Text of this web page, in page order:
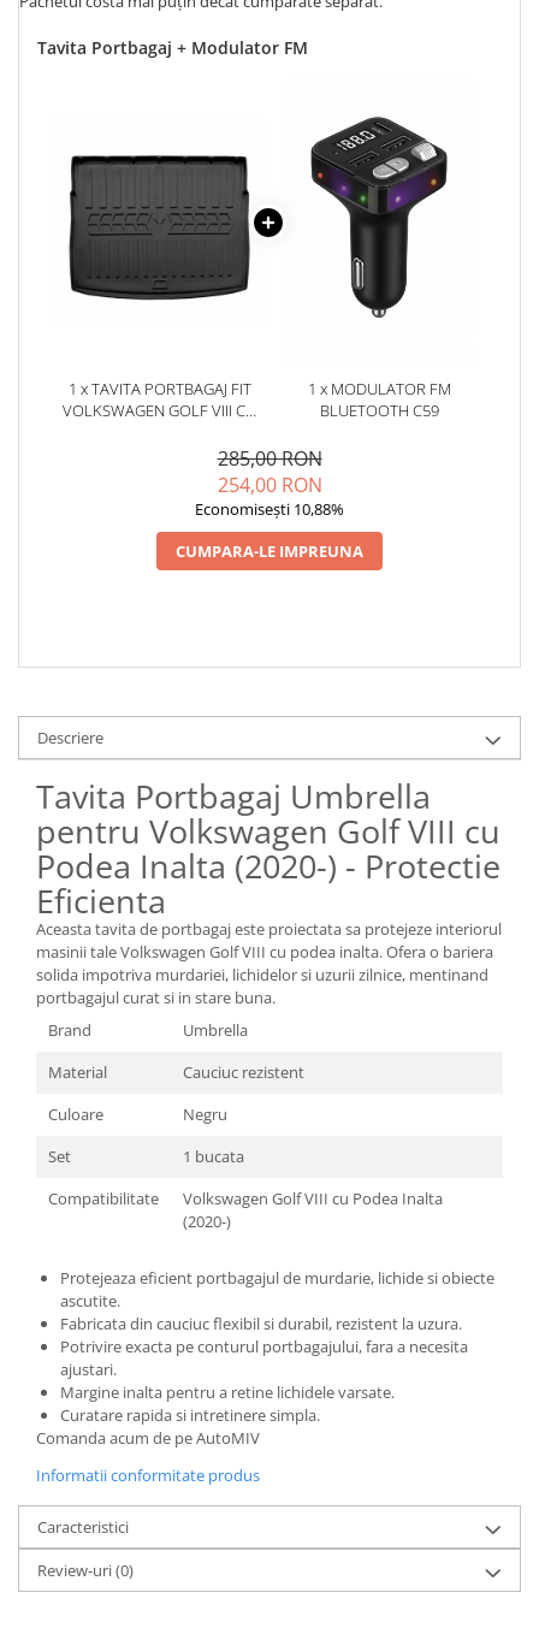
Tavita Portbagaj + Modulator FM
1 x TAVITA PORTBAGAJ FIT
VOLKSWAGEN GOLF VIII CU
1 x MODULATOR FM
BLUETOOTH C59
285,00 RON
254,00 RON
Economisești 10,88%
CUMPARA-LE IMPREUNA
Descriere
Tavita Portbagaj Umbrella
pentru Volkswagen Golf VIII cu
Podea Inalta (2020-) - Protectie
Eficienta
Aceasta tavita de portbagaj este proiectata sa protejeze interiorul
masinii tale Volkswagen Golf VIII cu podea inalta. Ofera o bariera
solida impotriva murdariei, lichidelor si uzurii zilnice, mentinand
portbagajul curat si in stare buna.
Brand
Umbrella
Material
Cauciuc rezistent
Culoare
Negru
Set
1 bucata
Compatibilitate
Volkswagen Golf VIII cu Podea Inalta
(2020-)
Protejeaza eficient portbagajul de murdarie, lichide si obiecte
ascutite.
Fabricata din cauciuc flexibil si durabil, rezistent la uzura.
Potrivire exacta pe conturul portbagajului, fara a necesita
ajustari.
Margine inalta pentru a retine lichidele varsate.
Curatare rapida si intretinere simpla.
Comanda acum de pe AutoMIV
Informatii conformitate produs
Caracteristici
Review-uri(0)